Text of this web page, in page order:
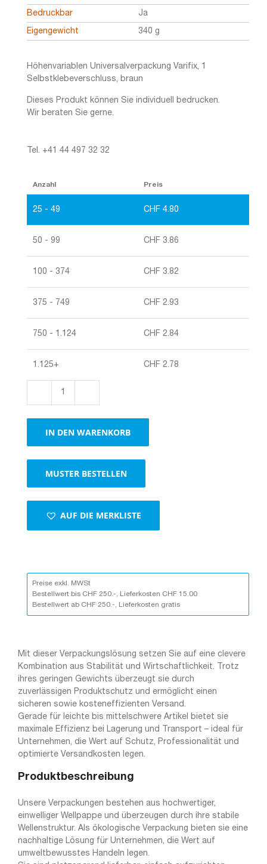
Bedruckbar Ja
Eigengewicht 340 g
Höhenvariablen Universalverpackung Varifix, 1
Selbstklebeverschluss, braun
Dieses Produkt können Sie individuell bedrucken.
Wir beraten Sie gerne.
Tel. +41 44 497 32 32
Anzahl Preis
25 - 49 CHF 4.80
50 - 99 CHF 3.86
100 - 374 CHF 3.82
375 - 749 CHF 2.93
750 - 1.124 CHF 2.84
1.125+ CHF 2.78
1
Selbstklebeverschluss,
braun
Menge
IN DEN WARENKORB
MUSTER BESTELLEN
AUF DIE MERKLISTE
Preise exkl. MWSt
Bestellwert bis CHF 250.-, Lieferkosten CHF 15.00
Bestellwert ab CHF 250.-, Lieferkosten gratis
Mit dieser Verpackungslösung setzen Sie auf eine clevere
Kombination aus Stabilität und Wirtschaftlichkeit. Trotz
ihres geringen Gewichts überzeugt sie durch
zuverlässigen Produktschutz und ermöglicht einen
sicheren sowie kosteneffizienten Versand.
Gerade für leichte bis mittelschwere Artikel bietet sie
maximale Effizienz bei Lagerung und Transport – ideal für
Unternehmen, die Wert auf Schutz, Professionalität und
optimierte Versandkosten legen.
Produktbeschreibung
Unsere Verpackungen bestehen aus hochwertiger,
einwelliger Wellpappe und überzeugen durch ihre stabile
Wellenstruktur. Als ökologische Verpackung bieten sie eine
nachhaltige Lösung für Unternehmen, die Wert auf
umweltbewusstes Handeln legen.